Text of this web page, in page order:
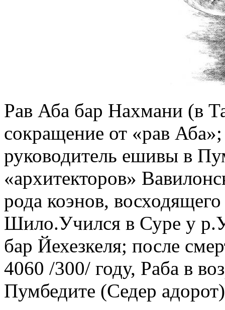
Рав Аба бар Нахмани (в
сокращение от «рав
руководитель ешивы в
«архитекторов»
рода коэнов,
Шило.Учился в Суре у
бар Йехезкеля; после
4060 /300/ году, Раба в
Пумбедите (Седер